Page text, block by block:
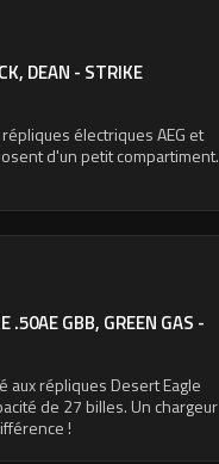
DEAN - STRIKE
électriques AEG et
d'un petit compartiment.
.50AE GBB, GREEN GAS -
aux répliques Desert Eagle
de 27 billes. Un chargeur
!